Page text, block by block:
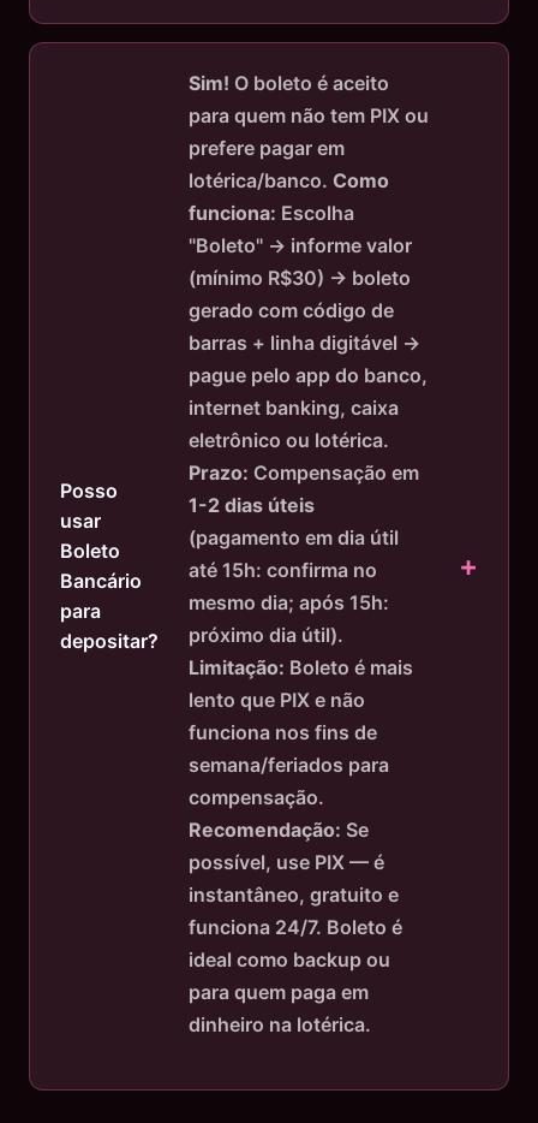
Posso
usar
Boleto
Bancário
para
depositar?
Sim! O boleto é aceito
para quem não tem PIX ou
prefere pagar em
lotérica/banco. Como
funciona: Escolha
"Boleto" → informe valor
(mínimo R$30) → boleto
gerado com código de
barras + linha digitável →
pague pelo app do banco,
internet banking, caixa
eletrônico ou lotérica.
Prazo: Compensação em
1-2 dias úteis
(pagamento em dia útil
até 15h: confirma no
mesmo dia; após 15h:
próximo dia útil).
Limitação: Boleto é mais
lento que PIX e não
funciona nos fins de
semana/feriados para
compensação.
Recomendação: Se
possível, use PIX — é
instantâneo, gratuito e
funciona 24/7. Boleto é
ideal como backup ou
para quem paga em
dinheiro na lotérica.